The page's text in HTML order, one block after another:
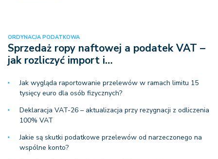
ORDYNACJA PODATKOWA
Sprzedaż ropy naftowej a podatek VAT –
jak rozliczyć import i…
Jak wygląda raportowanie przelewów w ramach limitu 15
tysięcy euro dla osób fizycznych?
Deklaracja VAT-26 – aktualizacja przy rezygnacji z odliczenia
100% VAT
Jakie są skutki podatkowe przelewów od narzeczonego na
wspólne konto?